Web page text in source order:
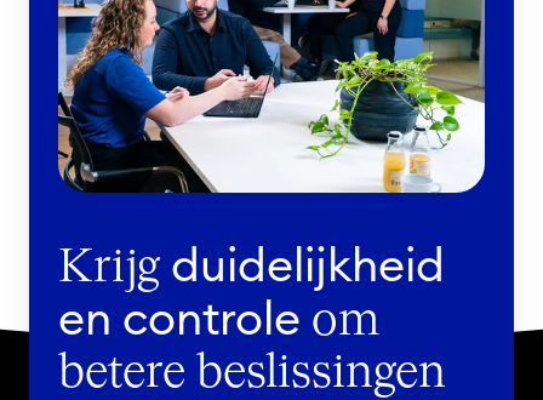
Krijg duidelijkheid
en controle om
betere beslissingen